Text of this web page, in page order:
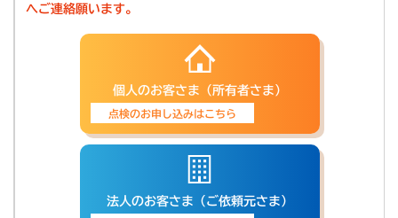
へご連絡願います。
個人のお客さま（所有者さま）
点検のお申し込みはこちら
法人のお客さま（ご依頼元さま）